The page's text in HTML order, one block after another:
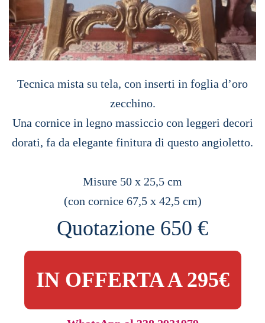
Tecnica mista su tela, con inserti in foglia d’oro
zecchino.
Una cornice in legno massiccio con leggeri decori
dorati, fa da elegante finitura di questo angioletto.
Misure 50 x 25,5 cm
(con cornice 67,5 x 42,5 cm)
Quotazione 650 €
IN OFFERTA A 295€